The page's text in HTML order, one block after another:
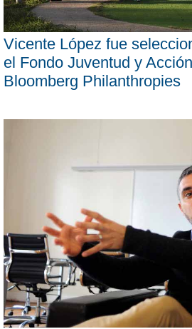
Vicente López fue
el Fondo Juventud y
Bloomberg Philanthropies